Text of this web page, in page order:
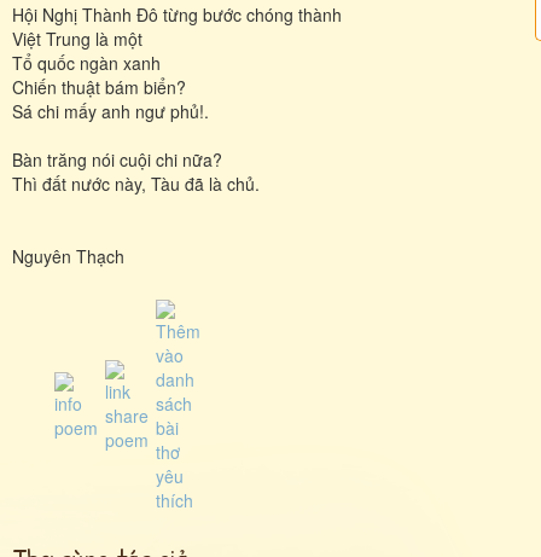
Hội Nghị Thành Đô từng bước chóng thành
Việt Trung là một
Tổ quốc ngàn xanh
Chiến thuật bám biển?
Sá chi mấy anh ngư phủ!.
Bàn trăng nói cuội chi nữa?
Thì đất nước này, Tàu đã là chủ.
Nguyên Thạch